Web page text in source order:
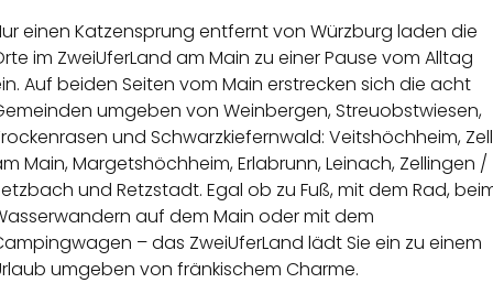
einen Katzensprung entfernt von Würzburg laden die
im ZweiUferLand am Main zu einer Pause vom Alltag
Auf beiden Seiten vom Main erstrecken sich die acht
umgeben von Weinbergen, Streuobstwiesen,
und Schwarzkiefernwald: Veitshöchheim, Zell
Main, Margetshöchheim, Erlabrunn, Leinach, Zellingen /
und Retzstadt. Egal ob zu Fuß, mit dem Rad,
auf dem Main oder mit dem
– das ZweiUferLand lädt Sie ein zu einem
umgeben von fränkischem Charme.